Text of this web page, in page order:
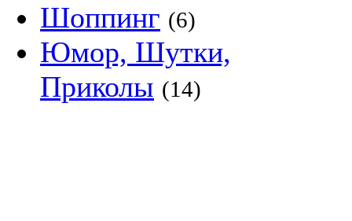
Шоппинг (6)
Юмор, Шутки,
Приколы (14)